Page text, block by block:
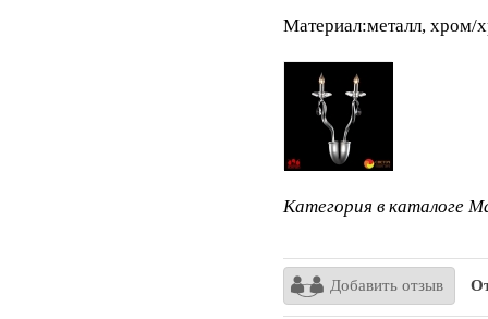
Материал:металл, хром/
Категория в каталоге
Добавить отзыв